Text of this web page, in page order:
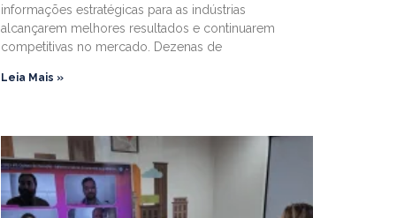
informações estratégicas para as indústrias
alcançarem melhores resultados e continuarem
competitivas no mercado. Dezenas de
Leia Mais »